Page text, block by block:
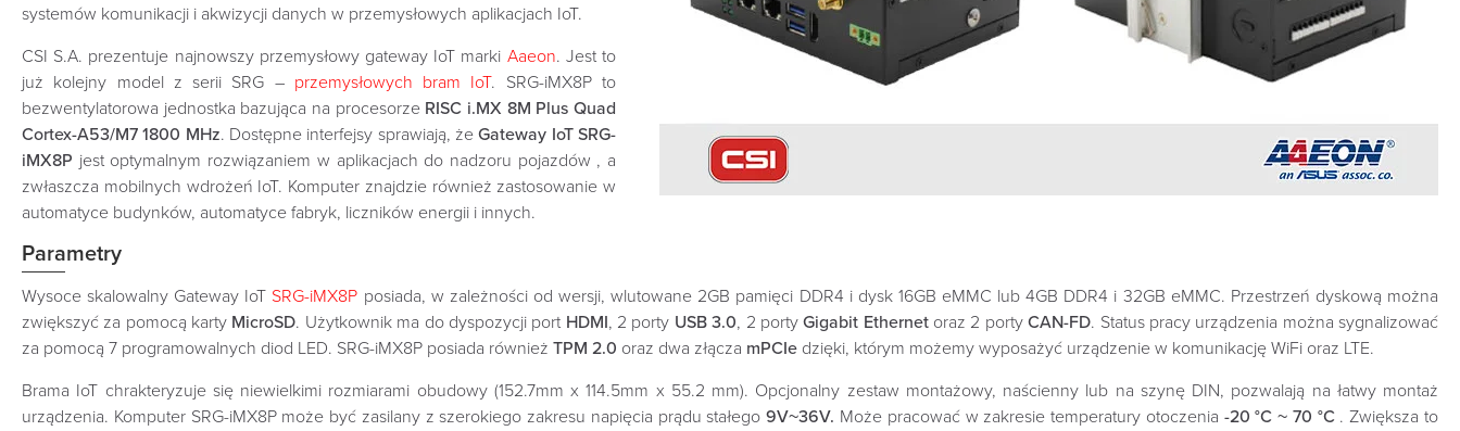
systemów komunikacji i akwizycji danych w przemysłowych aplikacjach IoT.
CSI S.A. prezentuje najnowszy przemysłowy gateway IoT marki Aaeon. Jest to
już kolejny model z serii SRG – przemysłowych bram IoT. SRG-iMX8P to
bezwentylatorowa jednostka bazująca na procesorze RISC i.MX 8M Plus Quad
Cortex-A53/M7 1800 MHz. Dostępne interfejsy sprawiają, żeGateway IoT SRG-
iMX8P jest optymalnym rozwiązaniem w aplikacjach do nadzoru pojazdów , a
zwłaszcza mobilnych wdrożeń IoT. Komputer znajdzie również zastosowanie w
automatyce budynków, automatyce fabryk, liczników energii i innych.
Parametry
Wysoce skalowalny Gateway IoT SRG-iMX8P posiada, w zależności od wersji, wlutowane 2GB pamięci DDR4 i dysk 16GB eMMC lub 4GB DDR4 i 32GB eMMC. Przestrzeń dyskową można
zwiększyć za pomocą karty MicroSD. Użytkownik ma do dyspozycji port HDMI, 2 porty USB 3.0, 2 portyGigabit Ethernetoraz 2 portyCAN-FD. Status pracy urządzenia można sygnalizować
za pomocą 7 programowalnych diod LED. SRG-iMX8P posiada również TPM 2.0 oraz dwa złącza mPCIe dzięki, którym możemy wyposażyć urządzenie w komunikację WiFi oraz LTE.
Brama IoT chrakteryzuje się niewielkimi rozmiarami obudowy (152.7mm x 114.5mm x 55.2 mm). Opcjonalny zestaw montażowy, naścienny lub na szynę DIN, pozwalają na łatwy montaż
urządzenia. Komputer SRG-iMX8P może być zasilany z szerokiego zakresu napięcia prądu stałego9V~36V. Może pracować w zakresie temperatury otoczenia -20 °C ~ 70 °C. Zwiększa to